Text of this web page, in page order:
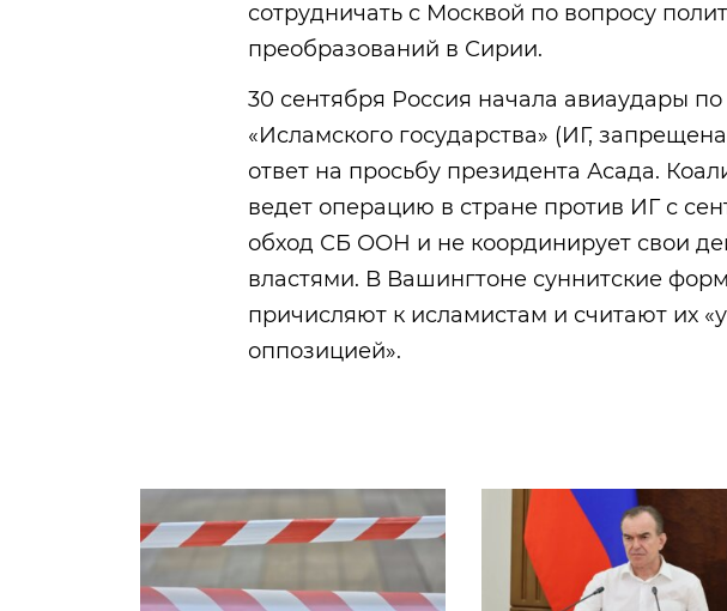
сотрудничать с Москвой по вопросу
преобразований в Сирии.
30 сентября Россия начала авиаудары
«Исламского государства» (ИГ,
ответ на просьбу президента Асада.
ведет операцию в стране против ИГ с
обход СБ ООН и не координирует свои
властями. В Вашингтоне суннитские
причисляют к исламистам и считают их
оппозицией».